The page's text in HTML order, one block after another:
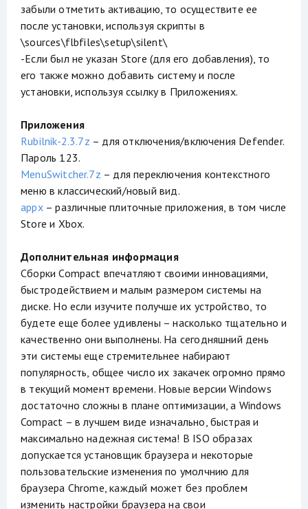
забыли отметить активацию, то осуществите ее
после установки, используя скрипты в
\sources\flbfiles\setup\silent\
-Если был не указан Store (для его добавления), то
его также можно добавить систему и после
установки, используя ссылку в Приложениях.
Приложения
Rubilnik-2.3.7z – для отключения/включения Defender.
Пароль 123.
MenuSwitcher.7z – для переключения контекстного
меню в классический/новый вид.
appx– различные плиточные приложения, в том числе
Store и Xbox.
Дополнительная информация
Сборки Compact впечатляют своими инновациями,
быстродействием и малым размером системы на
диске. Но если изучите получше их устройство, то
будете еще более удивлены – насколько тщательно и
качественно они выполнены. На сегодняшний день
эти системы еще стремительнее набирают
популярность, общее число их закачек огромно прямо
в текущий момент времени. Новые версии Windows
достаточно сложны в плане оптимизации, а Windows
Compact – в лучшем виде изначально, быстрая и
максимально надежная система! В ISO образах
допускается установщик браузера и некоторые
пользовательские изменения по умолчнию для
браузера Chrome, каждый может без проблем
изменить настройки браузера на свои